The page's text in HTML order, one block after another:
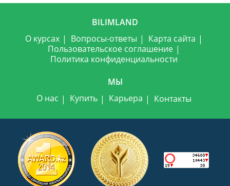
BILIMLAND
О курсах
Вопросы-ответы
Карта сайта
Пользовательское соглашение
Политика конфиденциальности
МЫ
О нас
Купить Карьера Контакты